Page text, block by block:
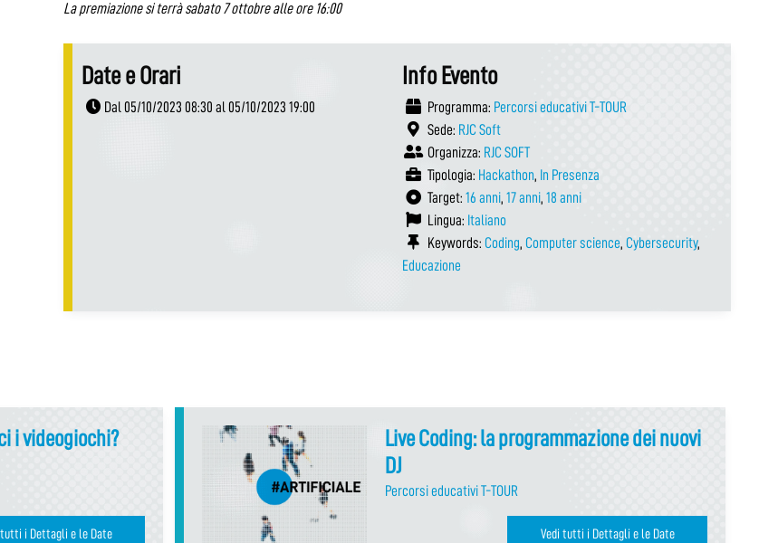
La premiazione si terrà sabato 7 ottobre alle ore 16:00
Date e Orari
Dal 05/10/2023 08:30 al 05/10/2023 19:00
Info Evento
Programma: Percorsi educativi T-TOUR
Sede: RJC Soft
Organizza: RJC SOFT
Tipologia: Hackathon, In Presenza
Target: 16 anni, 17 anni, 18 anni
Lingua: Italiano
Keywords: Coding, Computer science, Cybersecurity,
Educazione
i videogiochi?
tutti i Dettagli e le Date
Live Coding: la programmazione dei nuovi
DJ
Percorsi educativi T-TOUR
Vedi tutti i Dettagli e le Date